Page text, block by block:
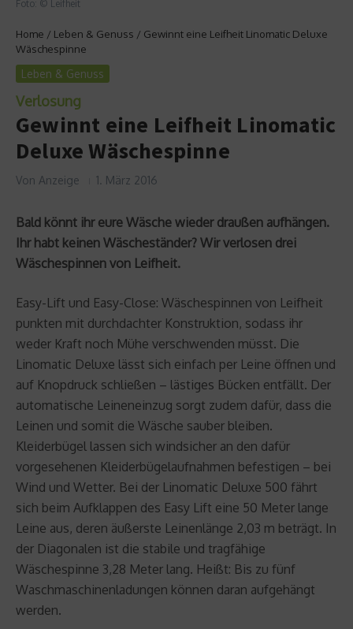
Foto: © Leifheit
Home / Leben & Genuss / Gewinnt eine Leifheit Linomatic Deluxe
Wäschespinne
Leben & Genuss
Verlosung
Gewinnt eine Leifheit Linomatic
Deluxe Wäschespinne
Von Anzeige 1. März 2016
Bald könnt ihr eure Wäsche wieder draußen aufhängen.
Ihr habt keinen Wäscheständer? Wir verlosen drei
Wäschespinnen von Leifheit.
Easy-Lift und Easy-Close: Wäschespinnen von Leifheit
punkten mit durchdachter Konstruktion, sodass ihr
weder Kraft noch Mühe verschwenden müsst. Die
Linomatic Deluxe lässt sich einfach per Leine öffnen und
auf Knopdruck schließen – lästiges Bücken entfällt. Der
automatische Leineneinzug sorgt zudem dafür, dass die
Leinen und somit die Wäsche sauber bleiben.
Kleiderbügel lassen sich windsicher an den dafür
vorgesehenen Kleiderbügelaufnahmen befestigen – bei
Wind und Wetter. Bei der Linomatic Deluxe 500 fährt
sich beim Aufklappen des Easy Lift eine 50 Meter lange
Leine aus, deren äußerste Leinenlänge 2,03 m beträgt. In
der Diagonalen ist die stabile und tragfähige
Wäschespinne 3,28 Meter lang. Heißt: Bis zu fünf
Waschmaschinenladungen können daran aufgehängt
werden.